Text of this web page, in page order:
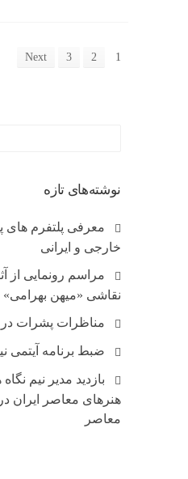
1
2
3
Next
نوشته‌های تازه
معرفی پلتفرم
خارجی و ایرانی
مراسم رونمایی از
نقاشی «میهن بهرامی»
مناظرات پشرات
ضبط برنامه آیتمی
بازدید مدیر نیم
هنرهای معاصر ایران
معاصر